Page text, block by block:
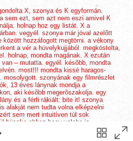
X, szonya és K egyformán.
sem ezt, sem azt nem eszi amivel K
holnap hoz egy listát. X a
vegyél. szonya már jóval azelõtt
között hozzáfogott megtörni. a vékony
a vér a hüvelykujjából. megkóstolta,
holnap, mondta magának. X ezután
– mutatta. egyél. késõbb, mondta
most!!! mondta kissé haragos-
mosolygott. szonyának egy filmrészlet
13 éves lánynak mondja a
aki késõbb megerõszakolja. egy
és a férfi rákiált: bite it! szonya
alakját nem tudta volna elképzelni
sem mert intuitíven túl sok
büszke ahhoz hogy valaha is
fog olyan ajánlatot tenni ami erre
ad. viszont megpróbálja kiváltani